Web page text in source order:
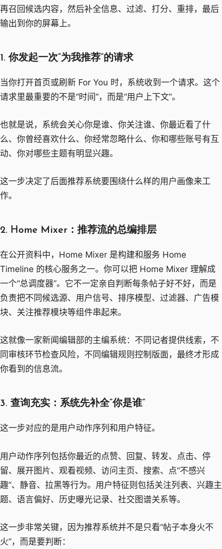
再召回候选内容，然后补全信息、过滤、打分、重排，最后
输出到你的屏幕上。
1. 你发起一次“为我推荐”的请求
当你打开首页或刷新 For You 时，系统收到一个请求。这个
请求里最重要的不是“时间”，而是“用户上下文”。
也就是说，系统会关心你是谁、你关注谁、你最近看了什
么、你曾经喜欢什么、你经常忽略什么、你和哪些账号有互
动、你对哪些主题有明显兴趣。
这一步决定了后面推荐系统要围绕什么样的用户画像来工
作。
2. Home Mixer：推荐流的总编排层
在公开资料中，Home Mixer 是构建和服务 Home
Timeline 的核心服务之一。你可以把 Home Mixer 理解成
一个“总调度器”。它不一定亲自判断每条帖子好不好，而是
负责把不同候选源、用户信号、排序模型、过滤器、广告模
块、关注推荐模块等组件串起来。
这就像一家新闻编辑部的主编系统：不同记者提供线索，不
同审核环节检查风险，不同编辑规则控制版面，最终才形成
你看到的信息流。
3. 查询充实：系统先补全“你是谁”
这一步对应的是用户动作序列和用户特征。
用户动作序列包括你最近的点赞、回复、转发、点击、停
留、展开图片、观看视频、访问主页、搜索、点“不感兴
趣”、静音、拉黑等行为。用户特征则包括关注列表、兴趣主
题、语言偏好、历史曝光记录、社交图谱关系等。
这一步非常关键，因为推荐系统并不是只看“帖子本身火不
火”，而是要判断：